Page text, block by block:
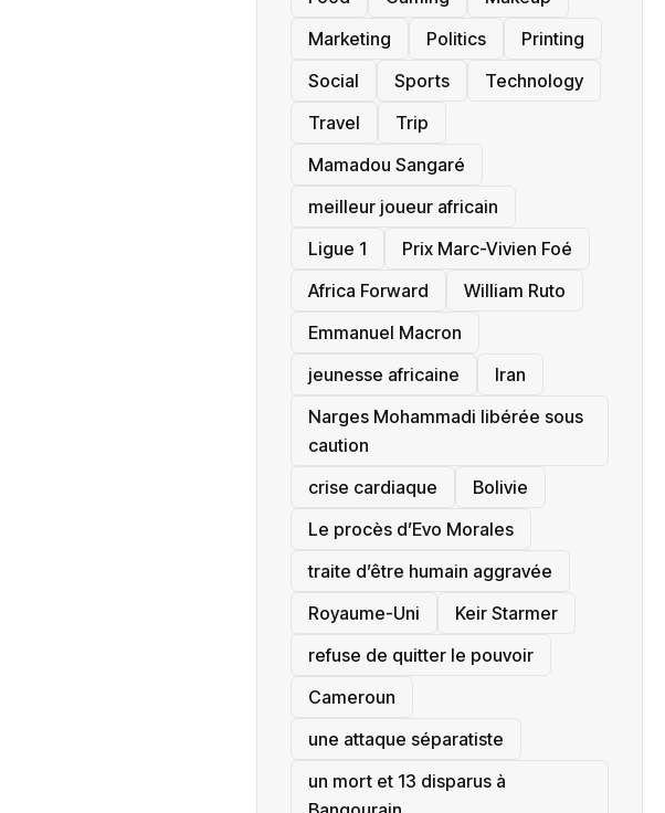
Marketing
Politics
Printing
Social
Sports
Technology
Travel
Trip
Mamadou Sangaré
meilleur joueur africain
Ligue 1
Prix Marc-Vivien Foé
‎Africa Forward
William Ruto
Emmanuel Macron
jeunesse africaine
‎Iran
Narges Mohammadi libérée sous
caution
crise cardiaque
‎Bolivie
Le procès d’Evo Morales
traite d’être humain aggravée
‎Royaume-Uni
Keir Starmer
refuse de quitter le pouvoir
‎Cameroun
une attaque séparatiste
un mort et 13 disparus à